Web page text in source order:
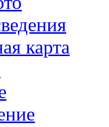
карта